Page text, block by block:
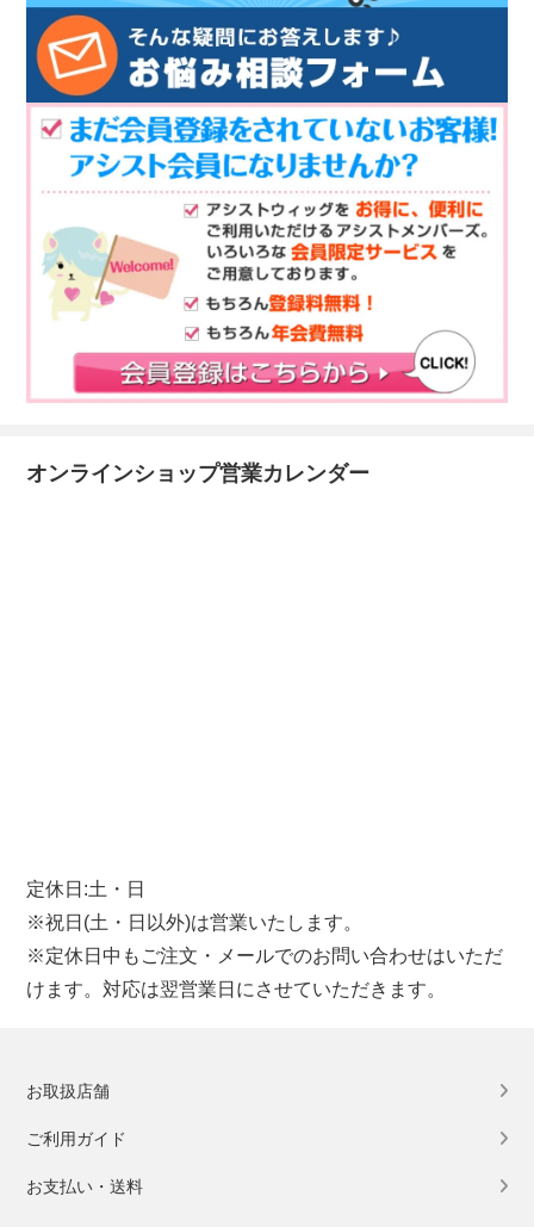
オンラインショップ営業カレンダー
定休日:土・日
※祝日(土・日以外)は営業いたします。
※定休日中もご注文・メールでのお問い合わせはいただ
けます。対応は翌営業日にさせていただきます。
お取扱店舗
ご利用ガイド
お支払い・送料